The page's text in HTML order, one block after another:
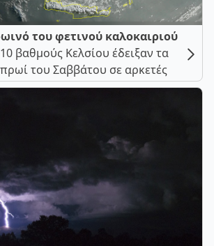
του φετινού καλοκαιριού
βαθμούς Κελσίου έδειξαν τα
του Σαββάτου σε αρκετές